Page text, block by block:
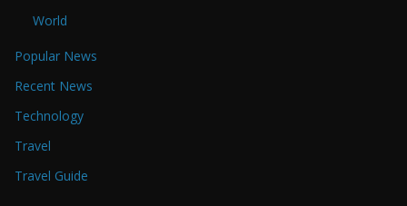
World
Popular News
Recent News
Technology
Travel
Travel Guide